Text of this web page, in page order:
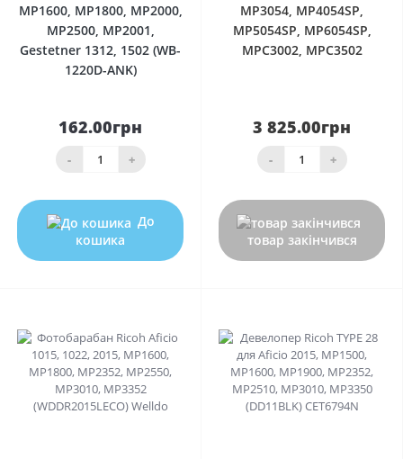
MP1600, MP1800, MP2000,
MP2500, MP2001,
Gestetner 1312, 1502 (WB-
1220D-ANK)
162.00грн
- +
До
кошика
MP3054, MP4054SP,
MP5054SP, MP6054SP,
MPC3002, MPC3502
3 825.00грн
- +
товар закінчився